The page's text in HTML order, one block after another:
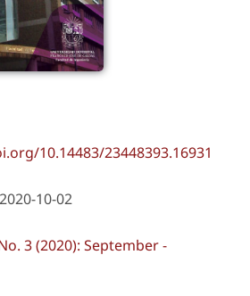
10.14483/23448393.16931
2020-10-02
3 (2020): September -